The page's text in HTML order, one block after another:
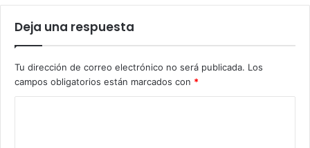
Deja una respuesta
Tu dirección de correo electrónico no será publicada. Los
campos obligatorios están marcados con *